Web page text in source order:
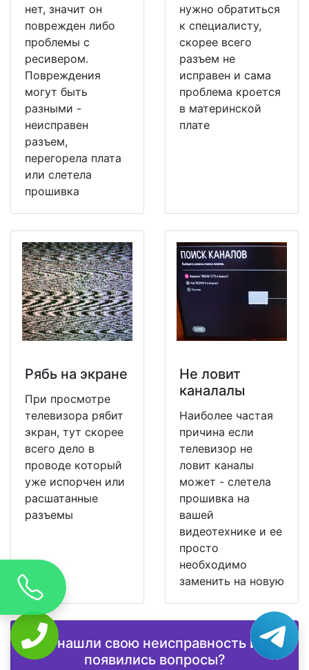
нет, значит он
поврежден либо
проблемы с
ресивером.
Повреждения
могут быть
разными -
неисправен
разъем,
перегорела плата
или слетела
прошивка
нужно обратиться
к специалисту,
скорее всего
разъем не
исправен и сама
проблема кроется
в материнской
плате
Рябь на экране
При просмотре
телевизора рябит
экран, тут скорее
всего дело в
проводе который
уже испорчен или
расшатанные
разъемы
Не ловит
каналалы
Наиболее частая
причина если
телевизор не
ловит каналы
может - слетела
прошивка на
вашей
видеотехнике и ее
просто
необходимо
заменить на новую
Не нашли свою неисправность или
появились вопросы?